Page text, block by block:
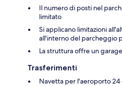
Il numero di posti nel
limitato
Si applicano limitazioni
all'interno del parcheggio
La struttura offre un garage
Trasferimenti
Navetta per l'aeroporto 24